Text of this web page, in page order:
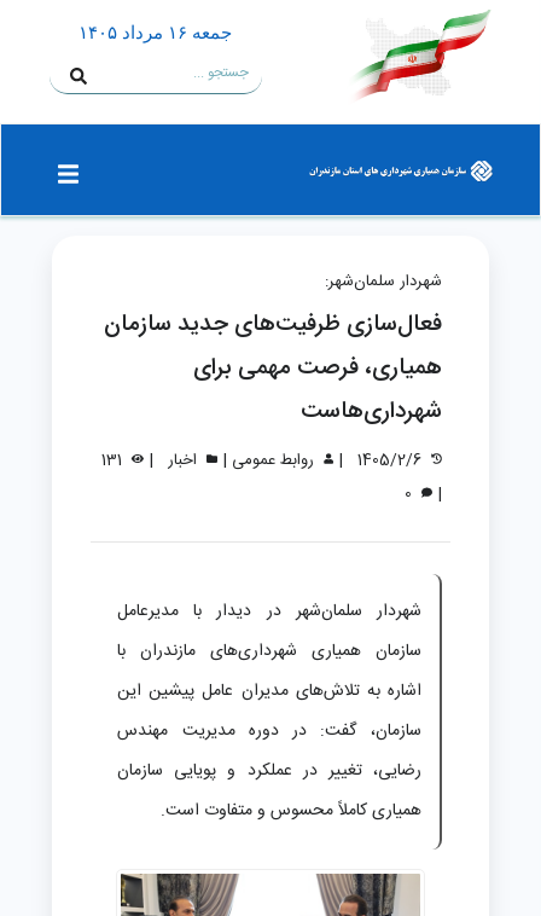
جمعه ۱۶ مرداد ۱۴۰۵
شهردار سلمان‌شهر:
فعال‌سازی ظرفیت‌های جدید سازمان
همیاری، فرصت مهمی برای
شهرداری‌هاست
1405/2/6
| روابط عمومی | اخبار |
|
شهردار سلمان‌شهر در دیدار با مدیرعامل
سازمان همیاری شهرداری‌های مازندران با
اشاره به تلاش‌های مدیران عامل پیشین این
سازمان، گفت: در دوره مدیریت مهندس
رضایی، تغییر در عملکرد و پویایی سازمان
همیاری کاملاً محسوس و متفاوت است.